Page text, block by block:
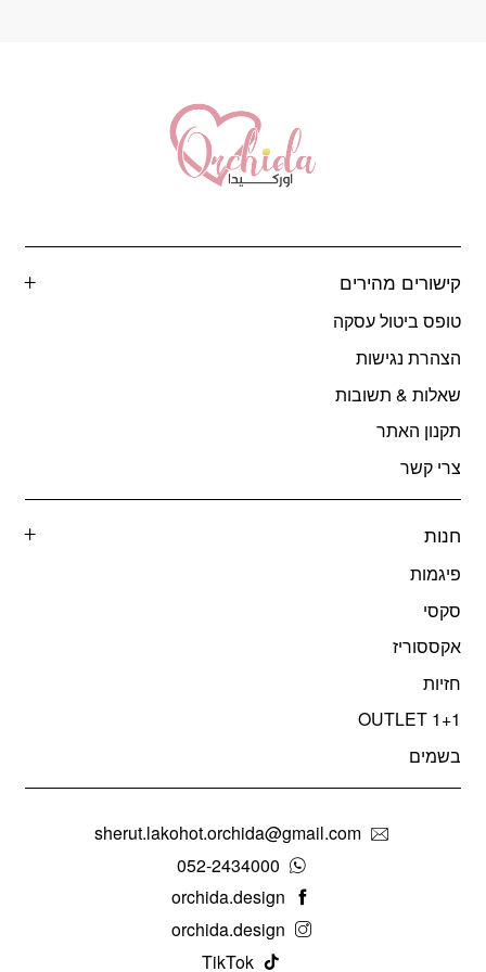
קישורים מהירים
טופס ביטול עסקה
הצהרת נגישות
שאלות & תשובות
תקנון האתר
צרי קשר
חנות
פיגמות
סקסי
אקססוריז
חזיות
OUTLET 1+1
בשמים
sherut.lakohot.orchida@gmail.com
052-2434000
orchida.design
orchida.design
TikTok